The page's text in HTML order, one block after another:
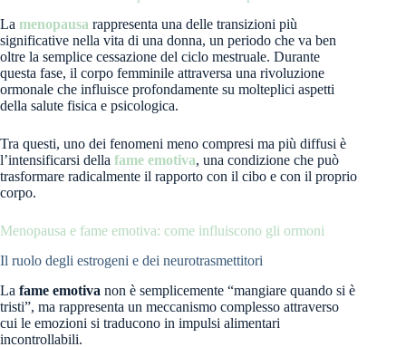
menopausa
Regolazione glicemica con cereali integrali
Crucifere e detossificazione degli estrogeni
Magnesio e benessere emotivo
Cromoterapia alimentare: il potere dei colori
Prenota la tua consulenza personalizzata
La menopausa rappresenta una delle transizioni più
significative nella vita di una donna, un periodo che va ben
oltre la semplice cessazione del ciclo mestruale. Durante
questa fase, il corpo femminile attraversa una rivoluzione
ormonale che influisce profondamente su molteplici aspetti
della salute fisica e psicologica.
Tra questi, uno dei fenomeni meno compresi ma più diffusi è
l’intensificarsi della fame emotiva, una condizione che può
trasformare radicalmente il rapporto con il cibo e con il proprio
corpo.
Menopausa e fame emotiva: come influiscono gli ormoni
Il ruolo degli estrogeni e dei neurotrasmettitori
La fame emotiva non è semplicemente “mangiare quando si è
tristi”, ma rappresenta un meccanismo complesso attraverso
cui le emozioni si traducono in impulsi alimentari
incontrollabili.